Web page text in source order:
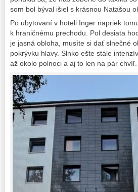
som bol býval išiel s krásnou Natašou
Po ubytovaní v hoteli Inger napriek
k hraničnému prechodu. Pol desiata
je jasná obloha, musíte si dať slnečné
pokrývku hlavy. Slnko ešte stále
až okolo polnoci a aj to len na pár chvíľ.